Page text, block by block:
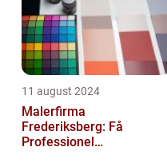
11 august 2024
Malerfirma
Frederiksberg: Få
Professionel